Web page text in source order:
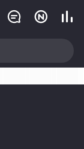
  